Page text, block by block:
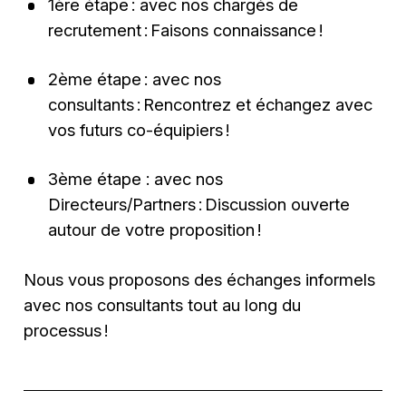
1ère étape : avec nos chargés de
recrutement : Faisons connaissance !
2ème étape : avec nos
consultants : Rencontrez et échangez avec
vos futurs co-équipiers !
3ème étape : avec nos
Directeurs/Partners : Discussion ouverte
autour de votre proposition !
Nous vous proposons des échanges informels
avec nos consultants tout au long du
processus !